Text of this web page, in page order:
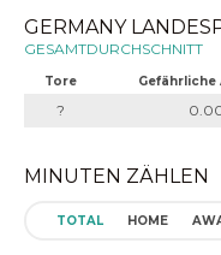
GERMANY
GESAMTDURCHSCHNITT
Tore Gefährliche
?
MINUTEN ZÄHLEN
TOTAL HOME